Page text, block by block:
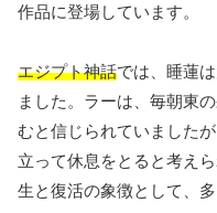
作品に登場しています。
エジプト神話では、睡蓮
ました。ラーは、毎朝東
むと信じられていました
立って休息をとると考え
生と復活の象徴として、